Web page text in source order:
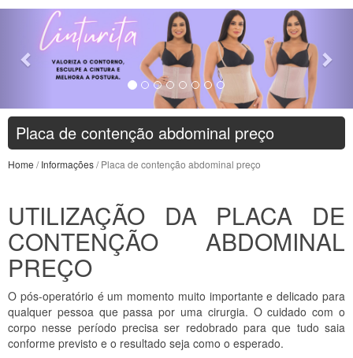
Previous
Placa de contenção abdominal preço
Home /Informações/ Placa de contenção abdominal preço
UTILIZAÇÃO DA PLACA DE
CONTENÇÃO ABDOMINAL
PREÇO
O pós-operatório é um momento muito importante e delicado para
qualquer pessoa que passa por uma cirurgia. O cuidado com o
corpo nesse período precisa ser redobrado para que tudo saia
conforme previsto e o resultado seja como o esperado.